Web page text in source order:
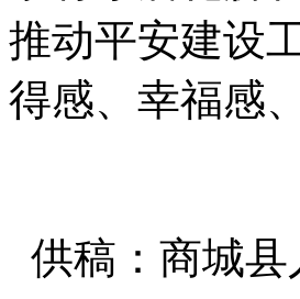
推动平安建设
得感、幸福感
供稿：商城